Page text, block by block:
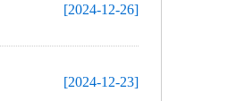
[2024-12-26]
[2024-12-23]